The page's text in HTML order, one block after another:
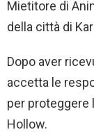
Mietitore di
della città di
Dopo aver
accetta le
per proteggere
Hollow.